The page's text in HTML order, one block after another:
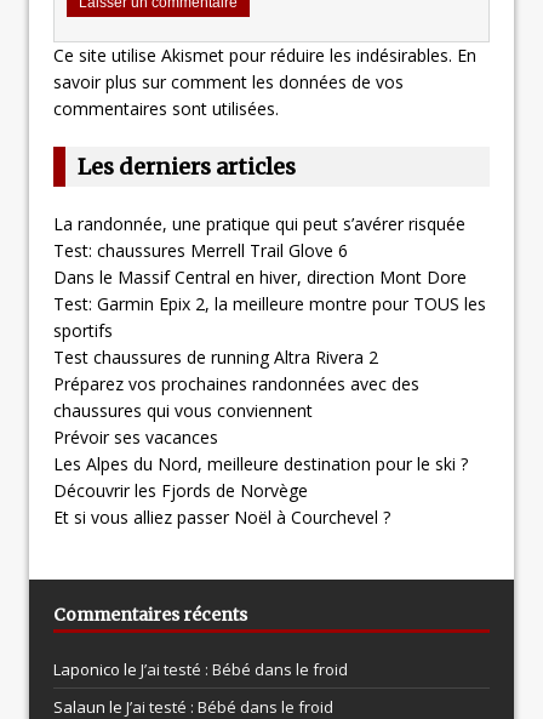
Ce site utilise Akismet pour réduire les indésirables. En
savoir plus sur comment les données de vos
commentaires sont utilisées.
Les derniers articles
La randonnée, une pratique qui peut s’avérer risquée
Test: chaussures Merrell Trail Glove 6
Dans le Massif Central en hiver, direction Mont Dore
Test: Garmin Epix 2, la meilleure montre pour TOUS les
sportifs
Test chaussures de running Altra Rivera 2
Préparez vos prochaines randonnées avec des
chaussures qui vous conviennent
Prévoir ses vacances
Les Alpes du Nord, meilleure destination pour le ski ?
Découvrir les Fjords de Norvège
Et si vous alliez passer Noël à Courchevel ?
Commentaires récents
Laponico le J’ai testé : Bébé dans le froid
Salaun le J’ai testé : Bébé dans le froid